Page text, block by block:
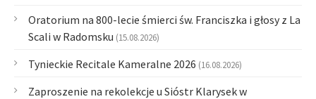
Oratorium na 800-lecie śmierci św. Franciszka i głosy z La
Scali w Radomsku (15.08.2026)
Tynieckie Recitale Kameralne 2026 (16.08.2026)
Zaproszenie na rekolekcje u Sióstr Klarysek w